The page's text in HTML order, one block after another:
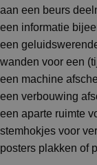
aan een beurs
een informatie
een
wanden voor een
een machine
een verbouwing
een aparte ruimte
stemhokjes voor
posters plakken of